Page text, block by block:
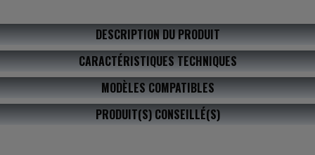
DESCRIPTION DU PRODUIT
CARACTÉRISTIQUES TECHNIQUES
MODÈLES COMPATIBLES
PRODUIT(S) CONSEILLÉ(S)